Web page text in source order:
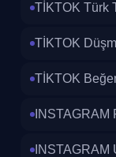
TİKTOK Türk
TİKTOK
TİKTOK
INSTAGRAM
INSTAGRAM